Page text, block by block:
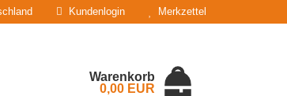
Kundenlogin Merkzettel
Warenkorb
0,00 EUR